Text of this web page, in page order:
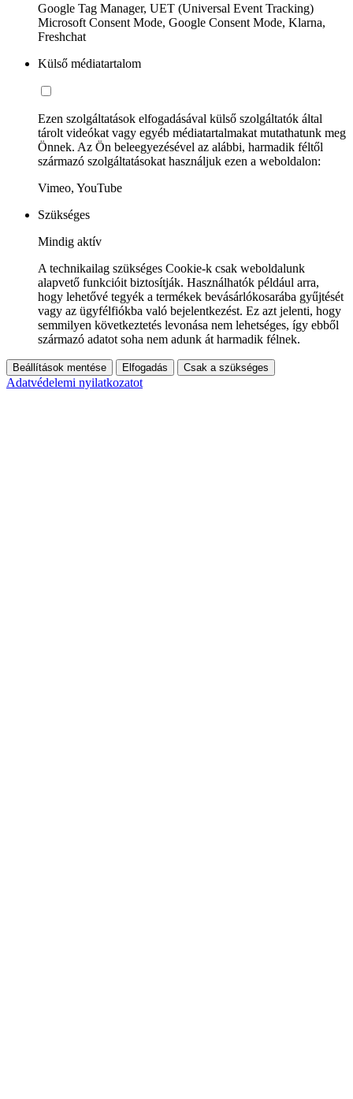
Google Tag Manager, UET (Universal Event Tracking)
Microsoft Consent Mode, Google Consent Mode, Klarna,
Freshchat
Külső médiatartalom
Ezen szolgáltatások elfogadásával külső szolgáltatók által
tárolt videókat vagy egyéb médiatartalmakat mutathatunk meg
Önnek. Az Ön beleegyezésével az alábbi, harmadik féltől
származó szolgáltatásokat használjuk ezen a weboldalon:
Vimeo, YouTube
Szükséges
Mindig aktív
A technikailag szükséges Cookie-k csak weboldalunk
alapvető funkcióit biztosítják. Használhatók például arra,
hogy lehetővé tegyék a termékek bevásárlókosarába gyűjtését
vagy az ügyfélfiókba való bejelentkezést. Ez azt jelenti, hogy
semmilyen következtetés levonása nem lehetséges, így ebből
származó adatot soha nem adunk át harmadik félnek.
Beállítások mentése Elfogadás Csak a szükséges
Adatvédelemi nyilatkozatot